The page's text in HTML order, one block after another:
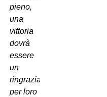
pieno,
una
vittoria
dovrà
essere
un
ringraziamento
per loro